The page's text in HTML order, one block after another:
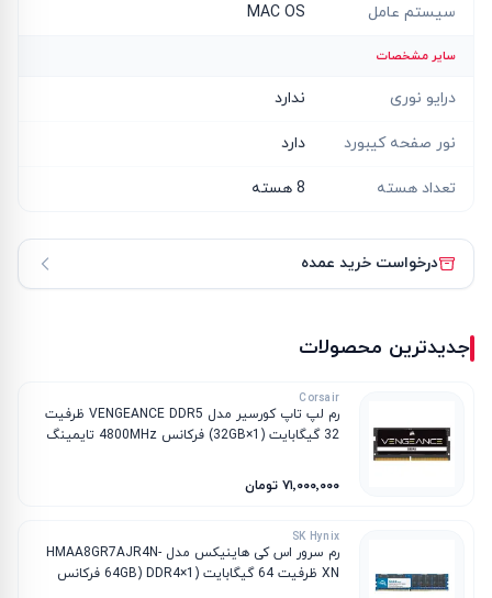
سیستم عامل MAC OS
سایر مشخصات
درایو نوری ندارد
نور صفحه کیبورد دارد
تعداد هسته 8 هسته
درخواست خرید عمده
جدیدترین محصولات
Corsair
رم لپ تاپ کورسیر مدل VENGEANCE DDR5 ظرفیت
32 گیگابایت (1×32GB) فرکانس 4800MHz تایمینگ
۷۱٬۰۰۰٬۰۰۰ تومان
SK Hynix
رم سرور اس کی هاینیکس مدل HMAA8GR7AJR4N-
XN ظرفیت 64 گیگابایت (1×64GB) DDR4 فرکانس